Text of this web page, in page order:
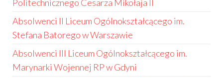
Politechnicznego Cesarza Mikołaja II
Absolwenci II Liceum Ogólnokształcącego im.
Stefana Batorego w Warszawie
Absolwenci III Liceum Ogólnokształcącego im.
Marynarki Wojennej RP w Gdyni